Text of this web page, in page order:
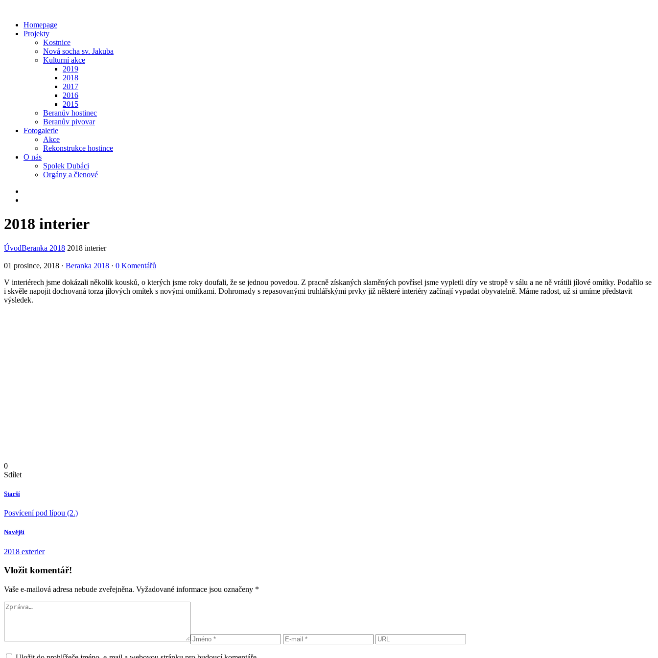
Homepage
Projekty
Kostnice
Nová socha sv. Jakuba
Kulturní akce
2019
2018
2017
2016
2015
Beranův hostinec
Beranův pivovar
Fotogalerie
Akce
Rekonstrukce hostince
O nás
Spolek Dubáci
Orgány a členové
2018 interier
ÚvodBeranka 2018 2018 interier
01 prosince, 2018 · Beranka 2018 · 0 Komentářů
V interiérech jsme dokázali několik kousků, o kterých jsme roky doufali, že se jednou povedou. Z pracně získaných slaměných povřísel jsme vypletli díry ve stropě v sálu a ne ně vrátili jílové omítky. Podařilo se
i skvěle napojit dochovaná torza jílových omítek s novými omítkami. Dohromady s repasovanými truhlářskými prvky již některé interiéry začínají vypadat obyvatelně. Máme radost, už si umíme představit
výsledek.
0
Sdílet
Starší
Posvícení pod lípou (2.)
Novější
2018 exterier
Vložit komentář!
Vaše e-mailová adresa nebude zveřejněna. Vyžadované informace jsou označeny *